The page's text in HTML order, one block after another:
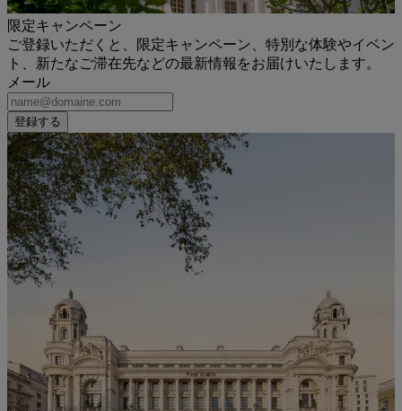
限定キャンペーン
ご登録いただくと、限定キャンペーン、特別な体験やイベン
ト、新たなご滞在先などの最新情報をお届けいたします。
メール
登録する